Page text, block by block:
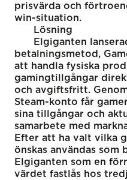
prisvärda och
win-situation.
Lösning
Elgiganten
betalningsmetod,
att handla fysiska
gamingtillgångar
och avgiftsfritt.
Steam-konto får
sina tillgångar och
samarbete med
Efter att ha valt vilka
önskas användas som
Elgiganten som en
värdet fastlås hos